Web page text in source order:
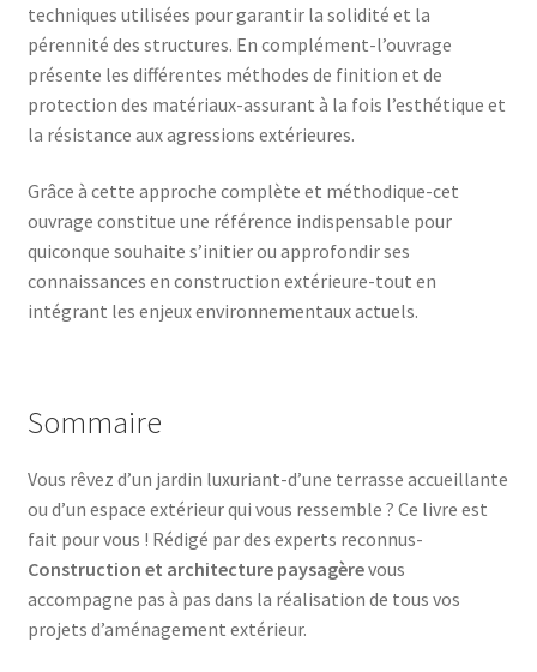
techniques utilisées pour garantir la solidité et la
pérennité des structures. En complément-l’ouvrage
présente les différentes méthodes de finition et de
protection des matériaux-assurant à la fois l’esthétique et
la résistance aux agressions extérieures.
Grâce à cette approche complète et méthodique-cet
ouvrage constitue une référence indispensable pour
quiconque souhaite s’initier ou approfondir ses
connaissances en construction extérieure-tout en
intégrant les enjeux environnementaux actuels.
Sommaire
Vous rêvez d’un jardin luxuriant-d’une terrasse accueillante
ou d’un espace extérieur qui vous ressemble ? Ce livre est
fait pour vous ! Rédigé par des experts reconnus-
Construction et architecture paysagèrevous
accompagne pas à pas dans la réalisation de tous vos
projets d’aménagement extérieur.